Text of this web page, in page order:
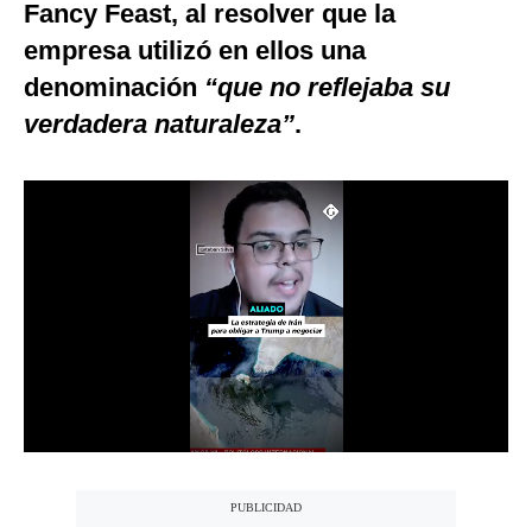
Internacional
Tecnología
Club del Suscriptor
Fancy Feast, al resolver que la
empresa utilizó en ellos una
denominación “que no reflejaba su
verdadera naturaleza”.